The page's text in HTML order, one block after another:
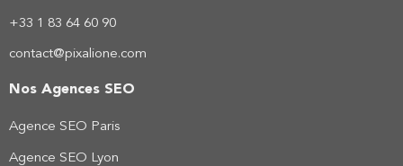
+33 1 83 64 60 90
contact@pixalione.com
Nos Agences SEO
Agence SEO Paris
Agence SEO Lyon